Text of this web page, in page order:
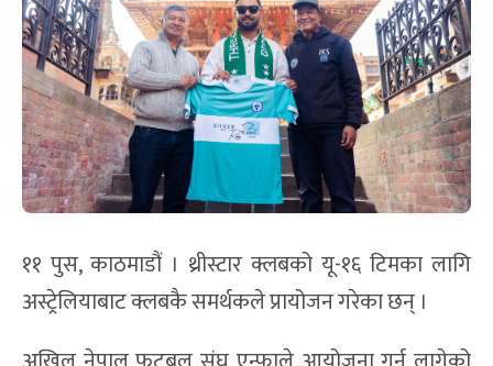
११ पुस, काठमाडौं । थ्रीस्टार क्लबको यू-१६ टिमका लागि
अस्ट्रेलियाबाट क्लबकै समर्थकले प्रायोजन गरेका छन् ।